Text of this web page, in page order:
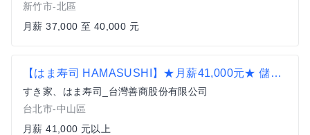
新竹市-北區
月薪 37,000 至 40,000 元
【はま寿司 HAMASUSHI】★月薪41,000元★ 儲備幹部
すき家、はま寿司_台灣善商股份有限公司
台北市-中山區
月薪 41,000 元以上